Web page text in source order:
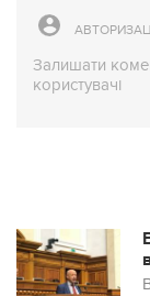
Залишати
користувачі